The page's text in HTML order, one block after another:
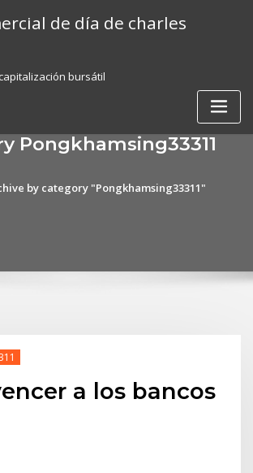
de día de charles
bursátil
Pongkhamsing33311
by category "Pongkhamsing33311"
a los bancos